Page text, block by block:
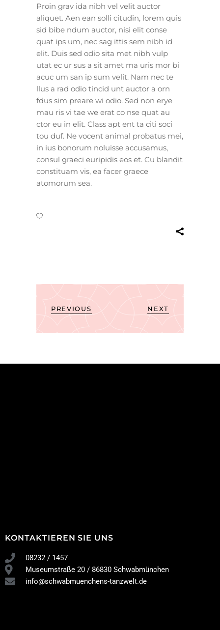
Proin grav ida nibh vel velit auctor
aliquet. Aen ean solli citudin, lorem quis
sid bibe ndum auctor, nisi elit conse
quat ips um, nec sag ittis sem nibh id
elit. Duis sed odio sita met nibh vulp
utat ec ur sus a sit amet ma uris mor bi
acuc um san ip sum velit. Nam nec te
llus a rad odio tincid unt auctor a orn
fdus sim preare wi odio. Sed non erye
mau ris vi tae we erat co nse quat au
ctor eu in elit. Class apt ent ta citi soci
tou duf. Ne vocent animal probatus mei,
in ius bonorum noluisse accusamus,
consul graeci euripidis eos et. Cu blandit
constituam vis, ea facer graece
atomorum sea.
PREVIOUS NEXT
KONTAKTIEREN SIE UNS
08232 / 1457
Museumstraße 20 / 86830 Schwabmünchen
info@schwabmuenchens-tanzwelt.de